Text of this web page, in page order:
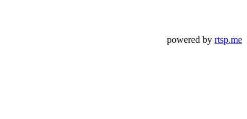
powered by rtsp.me